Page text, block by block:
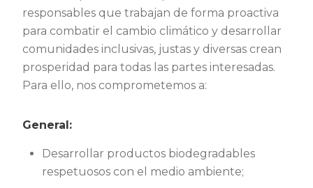
responsables que trabajan de forma proactiva
para combatir el cambio climático y desarrollar
comunidades inclusivas, justas y diversas crean
prosperidad para todas las partes interesadas.
Para ello, nos comprometemos a:
General:
Desarrollar productos biodegradables
respetuosos con el medio ambiente;